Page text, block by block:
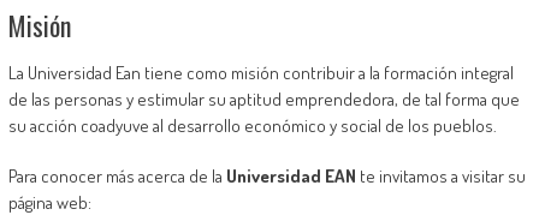
Misión
La Universidad Ean tiene como misión contribuir a la formación integral
de las personas y estimular su aptitud emprendedora, de tal forma que
su acción coadyuve al desarrollo económico y social de los pueblos.
Para conocer más acerca de la Universidad EAN te invitamos a visitar su
página web: